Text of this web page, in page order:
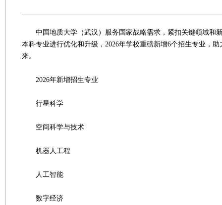
中国地质大学（武汉）服务国家战略需求，紧扣关键领域和
本科专业进行优化和升级，2026年学校重磅新增6个招生专业，
来。
2026年新增招生专业
行星科学
空间科学与技术
机器人工程
人工智能
数字经济